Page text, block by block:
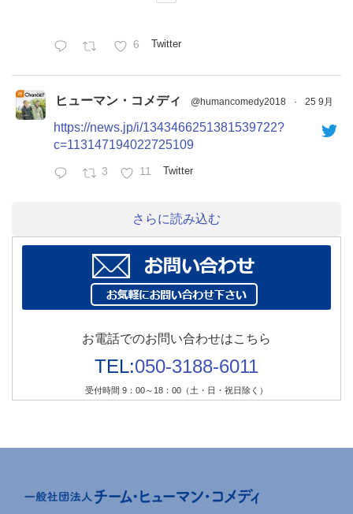
6 Twitter
ヒューマン・コメディ @humancomedy2018 · 25 9月
https://news.jp/i/1343466251381539722?
c=113147194022725109
3 11 Twitter
さらに読み込む
お電話でのお問い合わせはこちら
TEL:050-3188-6011
受付時間 9：00～18：00（土・日・祝日除く）